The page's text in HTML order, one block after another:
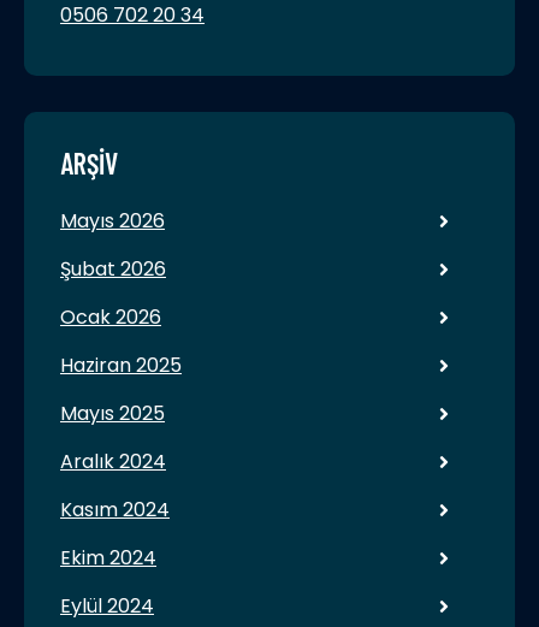
0506 702 20 34
ARŞIV
Mayıs 2026
Şubat 2026
Ocak 2026
Haziran 2025
Mayıs 2025
Aralık 2024
Kasım 2024
Ekim 2024
Eylül 2024